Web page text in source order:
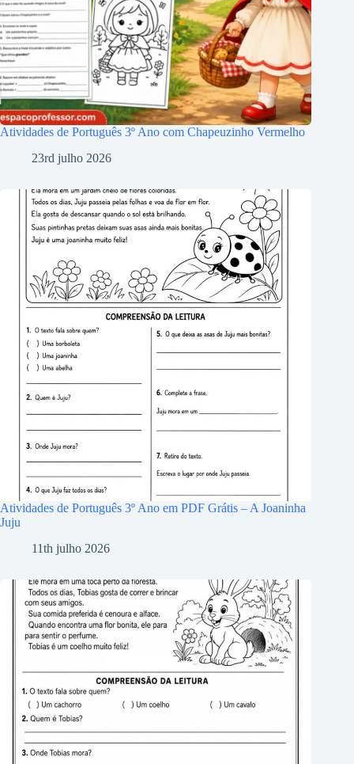
Atividades de Português 3º Ano com Chapeuzinho Vermelho
23rd julho 2026
Atividades de Português 3º Ano em PDF Grátis – A Joaninha
Juju
11th julho 2026